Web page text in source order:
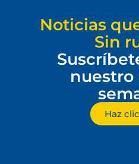
Noticias
Sin
Haz